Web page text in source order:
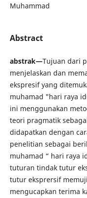
Muhammad
Abstract
abstrak—Tujuan dari
menjelaskan dan
ekspresif yang
muhamad "hari raya
ini menggunakan
teori pragmatik
didapatkan dengan
penelitian sebagai
muhamad “ hari raya
tuturan tindak tutur
tutur eksprersif
mengucapkan terima